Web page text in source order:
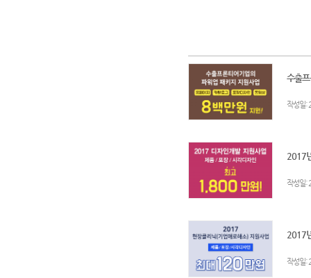
수출
작성일
2017
작성일
2017
작성일